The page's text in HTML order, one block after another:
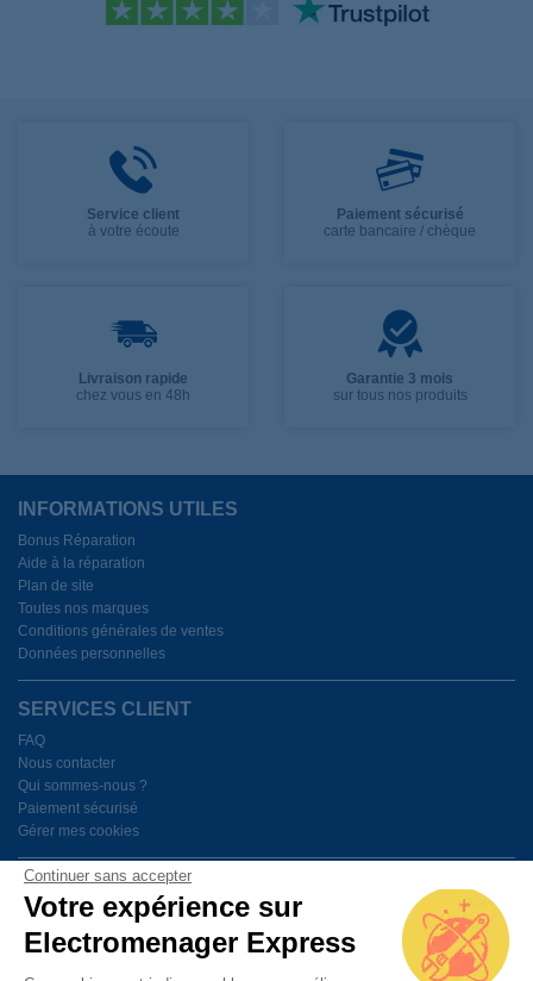
Continuer sans accepter
Votre expérience sur
Electromenager Express
Service client
à votre écoute
Paiement sécurisé
carte bancaire / chèque
Livraison rapide
chez vous en 48h
Garantie 3 mois
sur tous nos produits
INFORMATIONS UTILES
Bonus Réparation
Aide à la réparation
Plan de site
Toutes nos marques
Conditions générales de ventes
Données personnelles
SERVICES CLIENT
FAQ
Nous contacter
Qui sommes-nous ?
Paiement sécurisé
Gérer mes cookies
BESOIN D'AIDE ?